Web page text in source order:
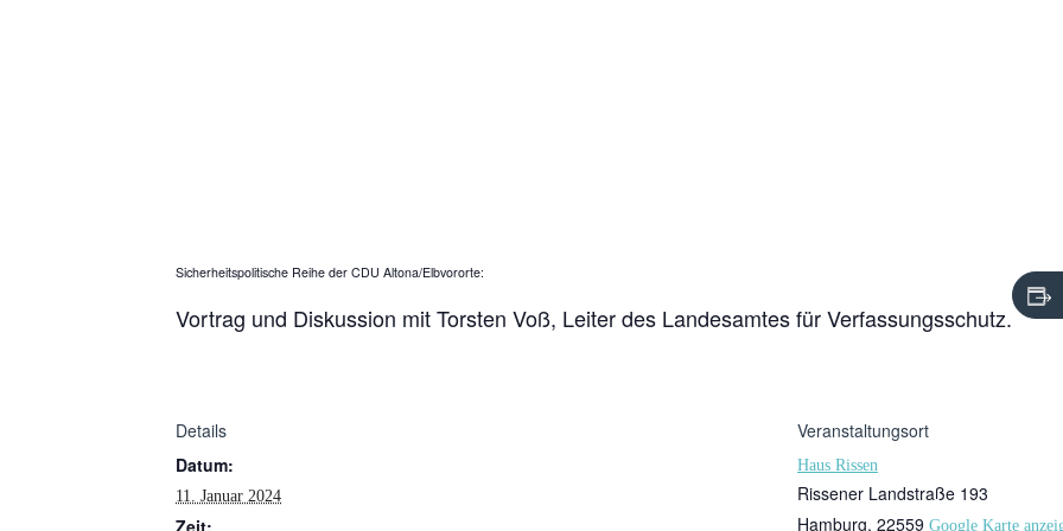
Sicherheitspolitische Reihe der CDU Altona/Elbvororte:
Vortrag und Diskussion mit Torsten Voß, Leiter des Landesamtes für Verfassungsschutz.
Details
Datum:
11. Januar 2024
Veranstaltungsort
Haus Rissen
Rissener Landstraße 193
Hamburg, 22559 Google Karte